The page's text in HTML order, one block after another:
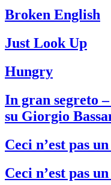
Broken English
Just Look Up
Hungry
In gran segreto
su Giorgio
Ceci n’est pas
Ceci n’est pas